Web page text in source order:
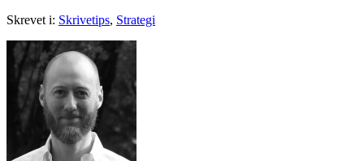
Skrevet i: Skrivetips, Strategi